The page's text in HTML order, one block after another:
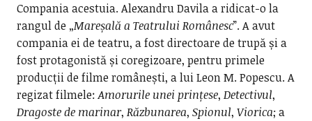
Compania acestuia. Alexandru Davila a ridicat-o la
rangul de „Mareșală a Teatrului Românesc”. A avut
compania ei de teatru, a fost directoare de trupă și a
fost protagonistă și coregizoare, pentru primele
producții de filme românești, a lui Leon M. Popescu. A
regizat filmele:Amorurile unei prințese, Detectivul,
Dragoste de marinar, Răzbunarea, Spionul, Viorica; a